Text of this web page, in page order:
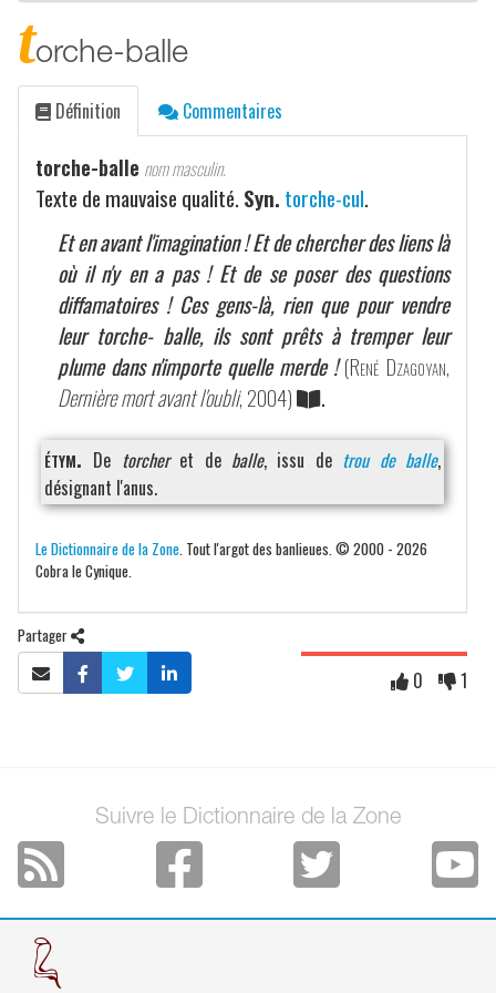
torche-balle
Définition Commentaires
torche-balle nom masculin.
Texte de mauvaise qualité. Syn. torche-cul.
Et en avant l'imagination ! Et de chercher des liens là
où il n'y en a pas ! Et de se poser des questions
diffamatoires ! Ces gens-là, rien que pour vendre
leur torche- balle, ils sont prêts à tremper leur
plume dans n'importe quelle merde ! (René Dzagoyan,
Dernière mort avant l'oubli, 2004)
.
étym. De torcheret de balle, issu de trou de balle,
désignant l'anus.
Le Dictionnaire de la Zone . Tout l'argot des banlieues. © 2000 - 2026
Cobra le Cynique.
Partager
0 1
Suivre le Dictionnaire de la Zone